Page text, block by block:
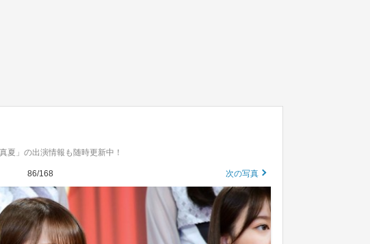
夏」の出演情報も随時更新中！
86/168 次の写真